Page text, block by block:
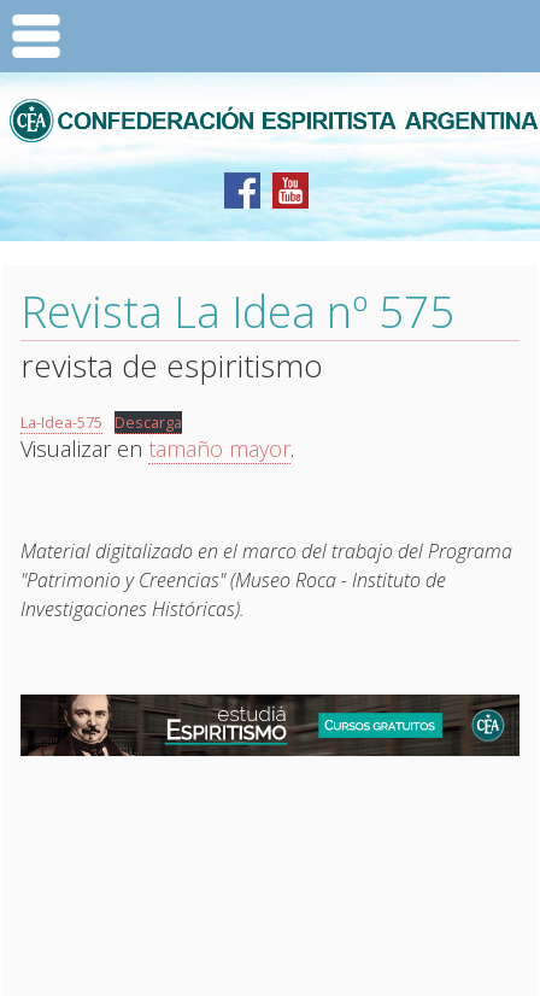
Revista La Idea nº 575
revista de espiritismo
La-Idea-575 Descarga
Visualizar entamaño mayor.
Material digitalizado en el marco del trabajo del Programa
"Patrimonio y Creencias" (Museo Roca - Instituto de
Investigaciones Históricas).